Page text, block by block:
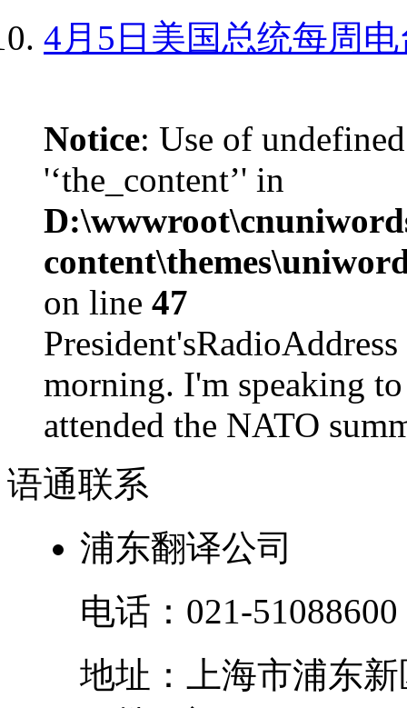
4月5日美国总统每周
Notice: Use of
'‘the_content’' in
on line 47
morning. I'm speaking
attended the NATO
语通联系
浦东翻译公司
电话： 021-51088600
地址：
上海市浦东新